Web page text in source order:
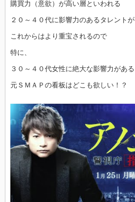
購買力（意欲）が高い層といわれる
２０～４０代に影響力のあるタレントが
これからはより重宝されるので
特に、
３０～４０代女性に絶大な影響力がある
元ＳＭＡＰの看板はどこも欲しい！？